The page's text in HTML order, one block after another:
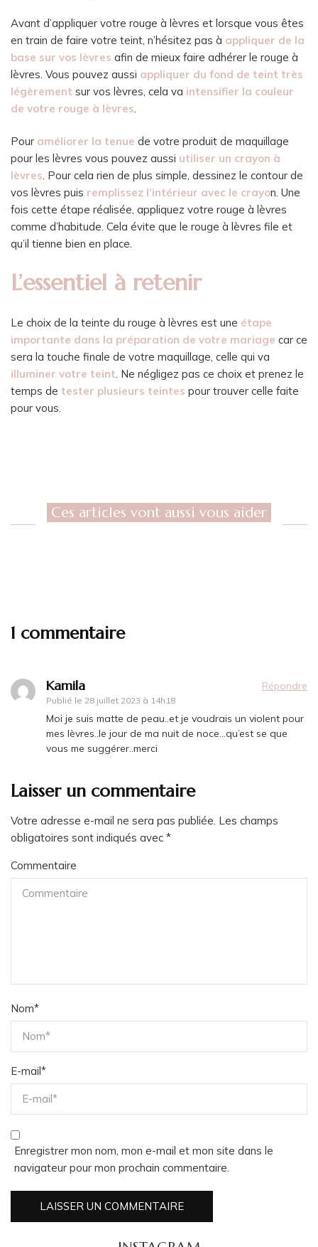
Avant d’appliquer votre rouge à lèvres et lorsque vous êtes
en train de faire votre teint, n’hésitez pas à appliquer de la
base sur vos lèvres afin de mieux faire adhérer le rouge à
lèvres. Vous pouvez aussi appliquer du fond de teint très
légèrement sur vos lèvres, cela va intensifier la couleur
de votre rouge à lèvres
Pour améliorer la tenue de votre produit de maquillage
pour les lèvres vous pouvez aussi utiliser un crayon à
lèvres. Pour cela rien de plus simple, dessinez le contour de
vos lèvres puis remplissez l’intérieur avec le crayon. Une
fois cette étape réalisée, appliquez votre rouge à lèvres
comme d’habitude. Cela évite que le rouge à lèvres file et
qu’il tienne bien en place.
L’essentiel à retenir
Le choix de la teinte du rouge à lèvres est une étape
importante dans la préparation de votre mariage car ce
sera la touche finale de votre maquillage, celle qui va
illuminer votre teint. Ne négligez pas ce choix et prenez le
temps de tester plusieurs teintes pour trouver celle faite
pour vous.
Ces articles vont aussi vous aider
1 commentaire
Kamila
Publié le 28 juillet 2023 à 14h18
Répondre
Moi je suis matte de peau..et je voudrais un violent pour
mes lèvres..le jour de ma nuit de noce…qu’est se que
vous me suggérer..merci
Laisser un commentaire
Votre adresse e-mail ne sera pas publiée. Les champs
obligatoires sont indiqués avec *
Commentaire
Nom*
E-mail*
Enregistrer mon nom, mon e-mail et mon site dans le
navigateur pour mon prochain commentaire.